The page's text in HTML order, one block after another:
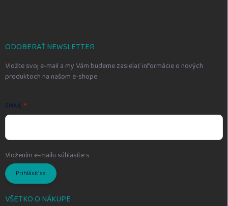
ODOBERAŤ NEWSLETTER
Vložte svoj e-mail a my Vám budeme zasielať informácie o nových
produktoch na našom e-shope.
EMAIL
Vložením e-mailu súhlasíte s
Prihlásiť sa
VŠETKO O NÁKUPE